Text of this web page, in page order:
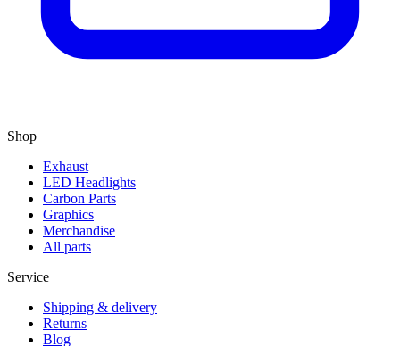
Shop
Exhaust
LED Headlights
Carbon Parts
Graphics
Merchandise
All parts
Service
Shipping & delivery
Returns
Blog